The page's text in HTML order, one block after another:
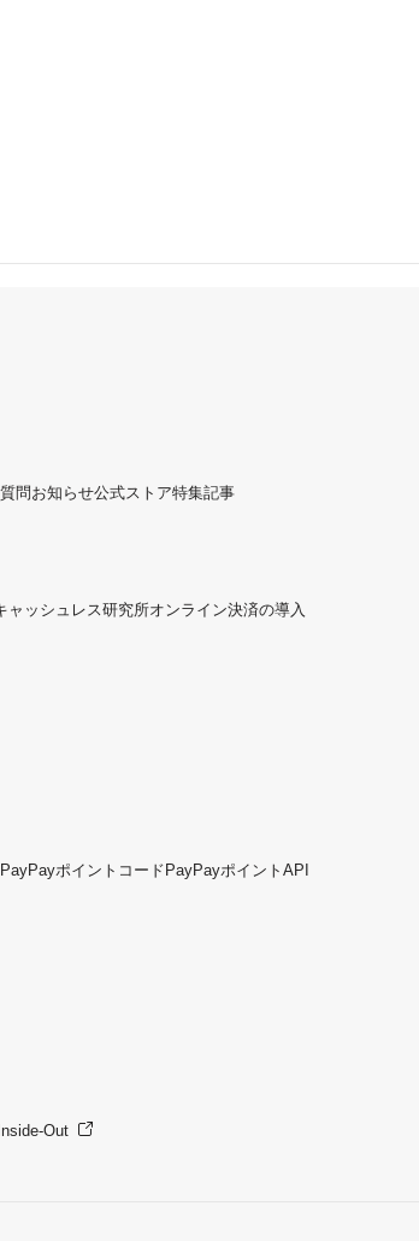
問お知らせ公式ストア特集記事
ャッシュレス研究所オンライン決済の導入
PayPayポイントコード PayPayポイントAPI
Out